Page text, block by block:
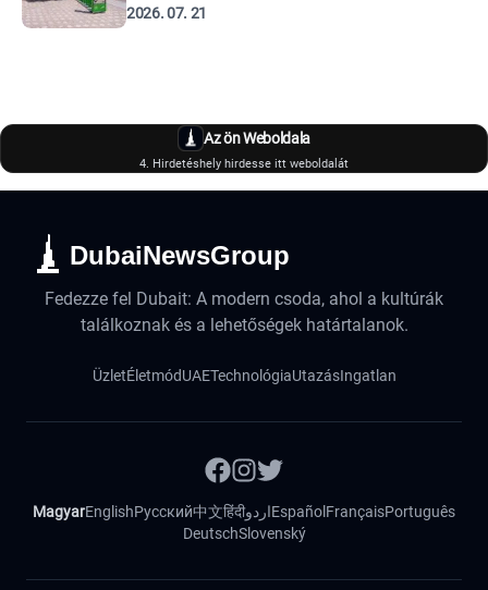
2026. 07. 21
Az ön Weboldala
4. Hirdetéshely hirdesse itt weboldalát
DubaiNewsGroup
Fedezze fel Dubait: A modern csoda, ahol a kultúrák
találkoznak és a lehetőségek határtalanok.
ÜzletÉletmódUAETechnológiaUtazásIngatlan
MagyarEnglishРусский中文हिंदीاردوEspañol FrançaisPortuguês
DeutschSlovenský